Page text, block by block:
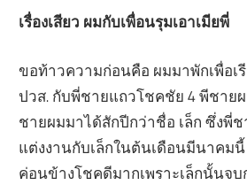
เรื่องเสียว ผมกับเพื่อนรุมเอาเมียพี่
ขอท้าวความก่อนคือ ผมมาพักเพื่อเ
ปวส. กับพี่ชายแถวโชคชัย 4 พีชาย
ชายผมมาได้สักปีกว่าชื่อ เล็ก ซึ่งพี่ช
แต่งงานกับเล็กในต้นเดือนมีนาคม
ค่อนข้างโชคดีมากเพราะเล็กนั้นจ